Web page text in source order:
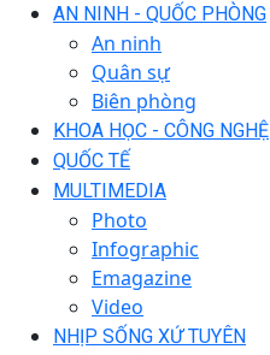
AN NINH - QUỐC PHÒNG
An ninh
Quân sự
Biên phòng
KHOA HỌC - CÔNG NGHỆ
QUỐC TẾ
MULTIMEDIA
Photo
Infographic
Emagazine
Video
NHỊP SỐNG XỨ TUYÊN